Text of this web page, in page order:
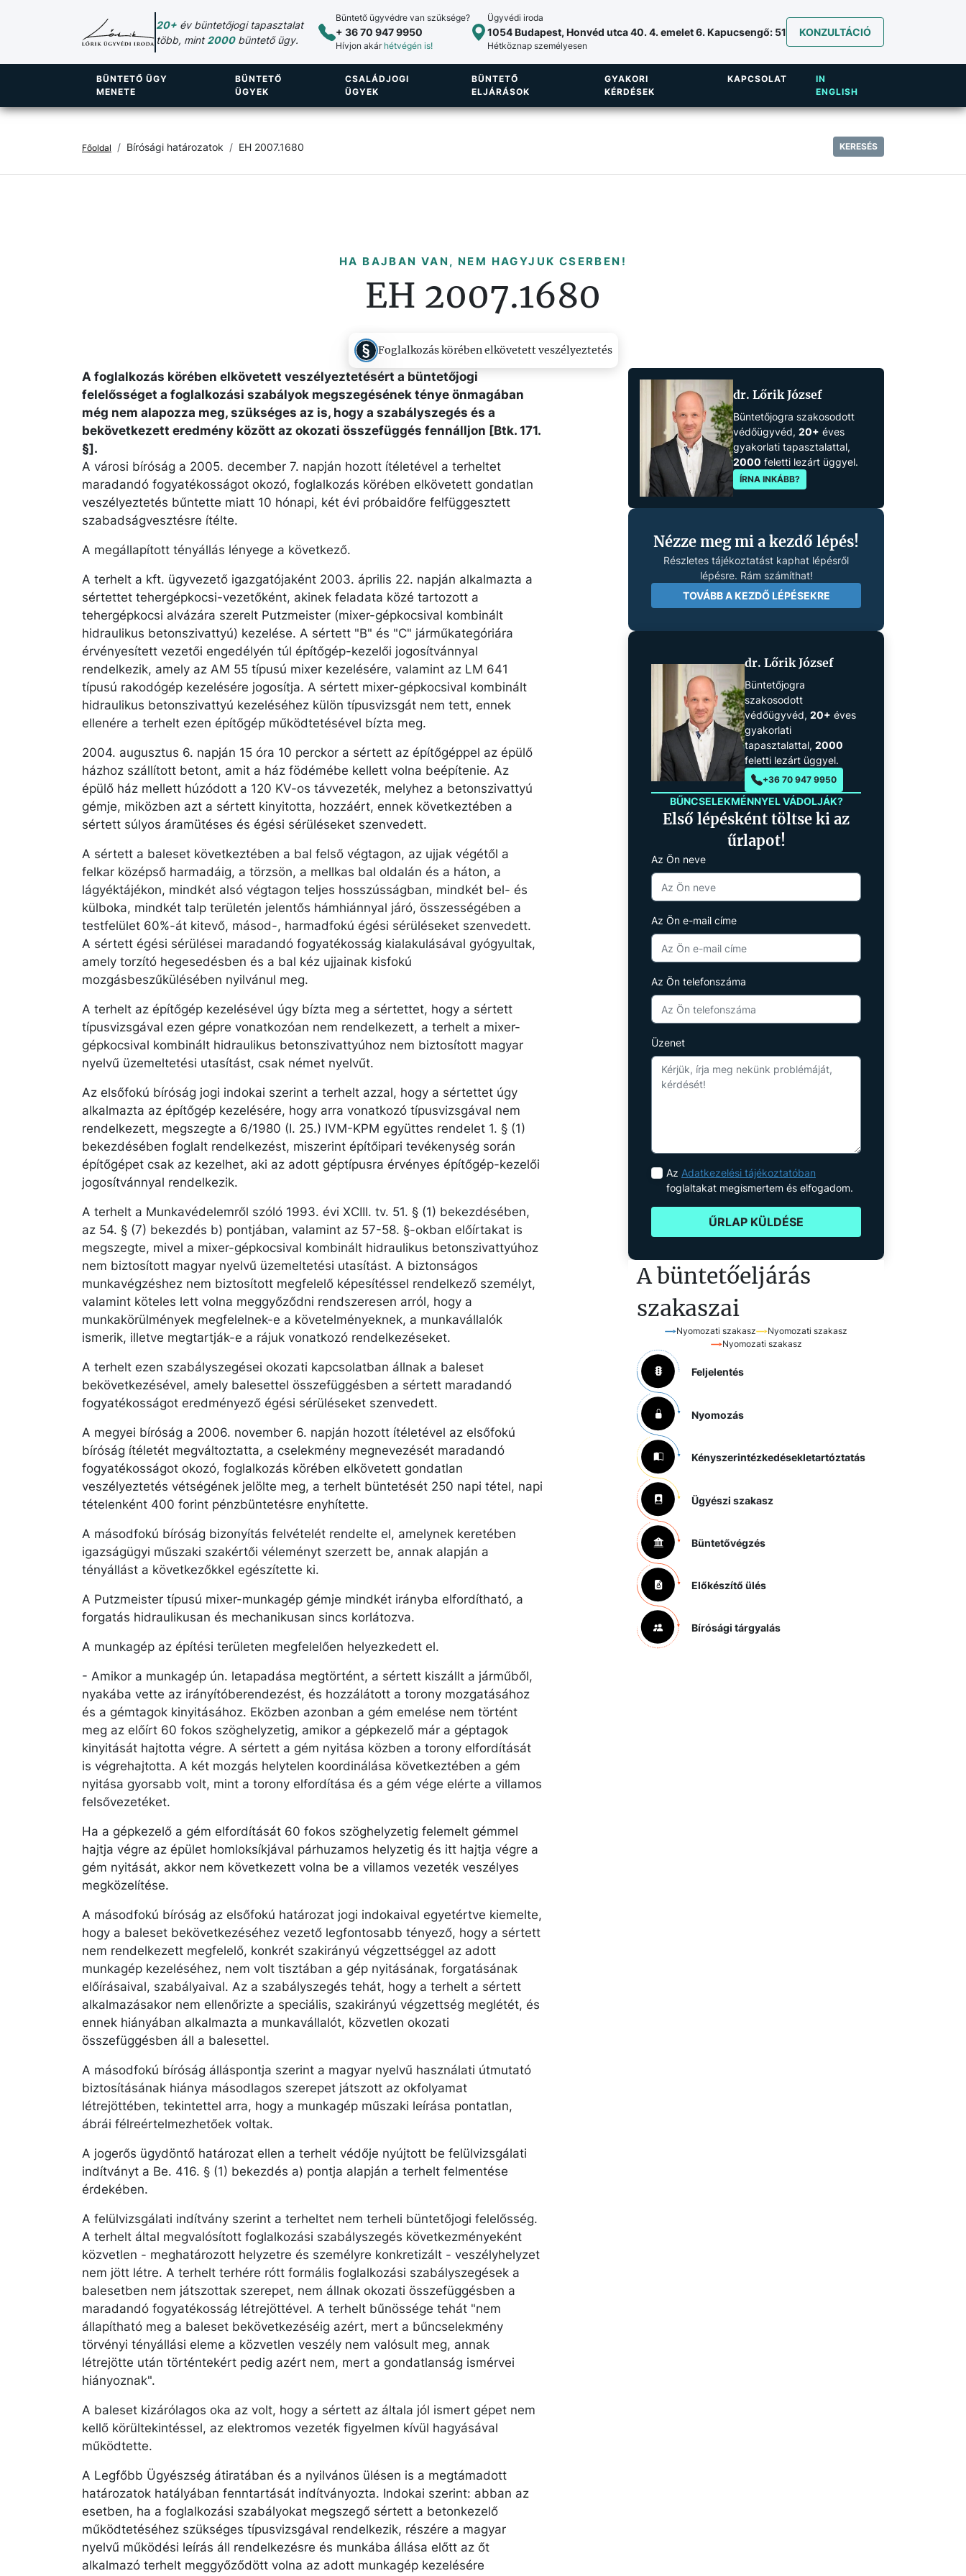
20+ év büntetőjogi tapasztalat
több, mint2000büntető ügy.
Büntető ügyvédre van szüksége?
+ 36 70 947 9950
Hívjon akár hétvégén is!
Ügyvédi iroda
1054 Budapest, Honvéd utca 40. 4. emelet 6. Kapucsengő: 51
Hétköznap személyesen
KONZULTÁCIÓ
IN
ENGLISH
BÜNTETŐ ÜGY
MENETE
BÜNTETŐ
ÜGYEK
CSALÁDJOGI
ÜGYEK
BÜNTETŐ
ELJÁRÁSOK
GYAKORI
KÉRDÉSEK
KAPCSOLAT
Főoldal Bírósági határozatok EH 2007.1680 KERESÉS
HA BAJBAN VAN, NEM HAGYJUK CSERBEN!
EH 2007.1680
Foglalkozás körében elkövetett veszélyeztetés
A foglalkozás körében elkövetett veszélyeztetésért a büntetőjogi
felelősséget a foglalkozási szabályok megszegésének ténye önmagában
még nem alapozza meg, szükséges az is, hogy a szabályszegés és a
bekövetkezett eredmény között az okozati összefüggés fennálljon [Btk. 171.
§].
A városi bíróság a 2005. december 7. napján hozott ítéletével a terheltet
maradandó fogyatékosságot okozó, foglalkozás körében elkövetett gondatlan
veszélyeztetés bűntette miatt 10 hónapi, két évi próbaidőre felfüggesztett
szabadságvesztésre ítélte.
A megállapított tényállás lényege a következő.
A terhelt a kft. ügyvezető igazgatójaként 2003. április 22. napján alkalmazta a
sértettet tehergépkocsi-vezetőként, akinek feladata közé tartozott a
tehergépkocsi alvázára szerelt Putzmeister (mixer-gépkocsival kombinált
hidraulikus betonszivattyú) kezelése. A sértett "B" és "C" járműkategóriára
érvényesített vezetői engedélyén túl építőgép-kezelői jogosítvánnyal
rendelkezik, amely az AM 55 típusú mixer kezelésére, valamint az LM 641
típusú rakodógép kezelésére jogosítja. A sértett mixer-gépkocsival kombinált
hidraulikus betonszivattyú kezeléséhez külön típusvizsgát nem tett, ennek
ellenére a terhelt ezen építőgép működtetésével bízta meg.
2004. augusztus 6. napján 15 óra 10 perckor a sértett az építőgéppel az épülő
házhoz szállított betont, amit a ház födémébe kellett volna beépítenie. Az
épülő ház mellett húzódott a 120 KV-os távvezeték, melyhez a betonszivattyú
gémje, miközben azt a sértett kinyitotta, hozzáért, ennek következtében a
sértett súlyos áramütéses és égési sérüléseket szenvedett.
A sértett a baleset következtében a bal felső végtagon, az ujjak végétől a
felkar középső harmadáig, a törzsön, a mellkas bal oldalán és a háton, a
lágyéktájékon, mindkét alsó végtagon teljes hosszússágban, mindkét bel- és
külboka, mindkét talp területén jelentős hámhiánnyal járó, összességében a
testfelület 60%-át kitevő, másod-, harmadfokú égési sérüléseket szenvedett.
A sértett égési sérülései maradandó fogyatékosság kialakulásával gyógyultak,
amely torzító hegesedésben és a bal kéz ujjainak kisfokú
mozgásbeszűkülésében nyilvánul meg.
A terhelt az építőgép kezelésével úgy bízta meg a sértettet, hogy a sértett
típusvizsgával ezen gépre vonatkozóan nem rendelkezett, a terhelt a mixer-
gépkocsival kombinált hidraulikus betonszivattyúhoz nem biztosított magyar
nyelvű üzemeltetési utasítást, csak német nyelvűt.
Az elsőfokú bíróság jogi indokai szerint a terhelt azzal, hogy a sértettet úgy
alkalmazta az építőgép kezelésére, hogy arra vonatkozó típusvizsgával nem
rendelkezett, megszegte a 6/1980 (I. 25.) IVM-KPM együttes rendelet 1. § (1)
bekezdésében foglalt rendelkezést, miszerint építőipari tevékenység során
építőgépet csak az kezelhet, aki az adott géptípusra érvényes építőgép-kezelői
jogosítvánnyal rendelkezik.
A terhelt a Munkavédelemről szóló 1993. évi XCIII. tv. 51. § (1) bekezdésében,
az 54. § (7) bekezdés b) pontjában, valamint az 57-58. §-okban előírtakat is
megszegte, mivel a mixer-gépkocsival kombinált hidraulikus betonszivattyúhoz
nem biztosított magyar nyelvű üzemeltetési utasítást. A biztonságos
munkavégzéshez nem biztosított megfelelő képesítéssel rendelkező személyt,
valamint köteles lett volna meggyőződni rendszeresen arról, hogy a
munkakörülmények megfelelnek-e a követelményeknek, a munkavállalók
ismerik, illetve megtartják-e a rájuk vonatkozó rendelkezéseket.
A terhelt ezen szabályszegései okozati kapcsolatban állnak a baleset
bekövetkezésével, amely balesettel összefüggésben a sértett maradandó
fogyatékosságot eredményező égési sérüléseket szenvedett.
A megyei bíróság a 2006. november 6. napján hozott ítéletével az elsőfokú
bíróság ítéletét megváltoztatta, a cselekmény megnevezését maradandó
fogyatékosságot okozó, foglalkozás körében elkövetett gondatlan
veszélyeztetés vétségének jelölte meg, a terhelt büntetését 250 napi tétel, napi
tételenként 400 forint pénzbüntetésre enyhítette.
A másodfokú bíróság bizonyítás felvételét rendelte el, amelynek keretében
igazságügyi műszaki szakértői véleményt szerzett be, annak alapján a
tényállást a következőkkel egészítette ki.
A Putzmeister típusú mixer-munkagép gémje mindkét irányba elfordítható, a
forgatás hidraulikusan és mechanikusan sincs korlátozva.
A munkagép az építési területen megfelelően helyezkedett el.
- Amikor a munkagép ún. letapadása megtörtént, a sértett kiszállt a járműből,
nyakába vette az irányítóberendezést, és hozzálátott a torony mozgatásához
és a gémtagok kinyitásához. Eközben azonban a gém emelése nem történt
meg az előírt 60 fokos szöghelyzetig, amikor a gépkezelő már a géptagok
kinyitását hajtotta végre. A sértett a gém nyitása közben a torony elfordítását
is végrehajtotta. A két mozgás helytelen koordinálása következtében a gém
nyitása gyorsabb volt, mint a torony elfordítása és a gém vége elérte a villamos
felsővezetéket.
Ha a gépkezelő a gém elfordítását 60 fokos szöghelyzetig felemelt gémmel
hajtja végre az épület homloksíkjával párhuzamos helyzetig és itt hajtja végre a
gém nyitását, akkor nem következett volna be a villamos vezeték veszélyes
megközelítése.
A másodfokú bíróság az elsőfokú határozat jogi indokaival egyetértve kiemelte,
hogy a baleset bekövetkezéséhez vezető legfontosabb tényező, hogy a sértett
nem rendelkezett megfelelő, konkrét szakirányú végzettséggel az adott
munkagép kezeléséhez, nem volt tisztában a gép nyitásának, forgatásának
előírásaival, szabályaival. Az a szabályszegés tehát, hogy a terhelt a sértett
alkalmazásakor nem ellenőrizte a speciális, szakirányú végzettség meglétét, és
ennek hiányában alkalmazta a munkavállalót, közvetlen okozati
összefüggésben áll a balesettel.
A másodfokú bíróság álláspontja szerint a magyar nyelvű használati útmutató
biztosításának hiánya másodlagos szerepet játszott az okfolyamat
létrejöttében, tekintettel arra, hogy a munkagép műszaki leírása pontatlan,
ábrái félreértelmezhetőek voltak.
A jogerős ügydöntő határozat ellen a terhelt védője nyújtott be felülvizsgálati
indítványt a Be. 416. § (1) bekezdés a) pontja alapján a terhelt felmentése
érdekében.
A felülvizsgálati indítvány szerint a terheltet nem terheli büntetőjogi felelősség.
A terhelt által megvalósított foglalkozási szabályszegés következményeként
közvetlen - meghatározott helyzetre és személyre konkretizált - veszélyhelyzet
nem jött létre. A terhelt terhére rótt formális foglalkozási szabályszegések a
balesetben nem játszottak szerepet, nem állnak okozati összefüggésben a
maradandó fogyatékosság létrejöttével. A terhelt bűnössége tehát "nem
állapítható meg a baleset bekövetkezéséig azért, mert a bűncselekmény
törvényi tényállási eleme a közvetlen veszély nem valósult meg, annak
létrejötte után történtekért pedig azért nem, mert a gondatlanság ismérvei
hiányoznak".
A baleset kizárólagos oka az volt, hogy a sértett az általa jól ismert gépet nem
kellő körültekintéssel, az elektromos vezeték figyelmen kívül hagyásával
működtette.
A Legfőbb Ügyészség átiratában és a nyilvános ülésen is a megtámadott
határozatok hatályában fenntartását indítványozta. Indokai szerint: abban az
esetben, ha a foglalkozási szabályokat megszegő sértett a betonkezelő
működtetéséhez szükséges típusvizsgával rendelkezik, részére a magyar
nyelvű működési leírás áll rendelkezésre és munkába állása előtt az őt
alkalmazó terhelt meggyőződött volna az adott munkagép kezelésére
dr. Lőrik József
Büntetőjogra szakosodott
védőügyvéd, 20+ éves
gyakorlati tapasztalattal,
2000 feletti lezárt üggyel.
ÍRNA INKÁBB?
Nézze meg mi a kezdő lépés!
Részletes tájékoztatást kaphat lépésről
lépésre. Rám számíthat!
TOVÁBB A KEZDŐ LÉPÉSEKRE
dr. Lőrik József
Büntetőjogra
szakosodott
védőügyvéd, 20+ éves
gyakorlati
tapasztalattal, 2000
feletti lezárt üggyel.
+36 70 947 9950
BŰNCSELEKMÉNNYEL VÁDOLJÁK?
Első lépésként töltse ki az
űrlapot!
Az Ön neve
Az Ön e-mail címe
Az Ön telefonszáma
Üzenet
Az Adatkezelési tájékoztatóban
foglaltakat megismertem és elfogadom.
ŰRLAP KÜLDÉSE
A büntetőeljárás
szakaszai
Nyomozati szakasz
Nyomozati szakasz
Nyomozati szakasz
Feljelentés
Nyomozás
Kényszerintézkedésekletartóztatás
Ügyészi szakasz
Büntetővégzés
Előkészítő ülés
Bírósági tárgyalás